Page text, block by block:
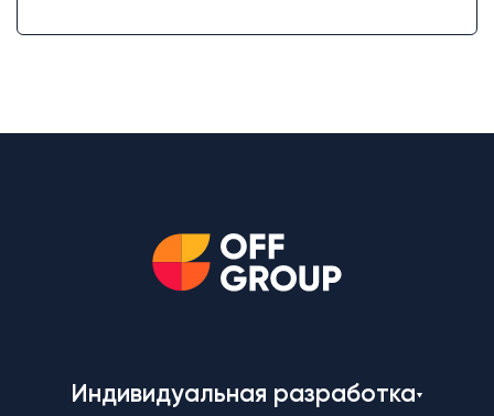
Индивидуальная разработка